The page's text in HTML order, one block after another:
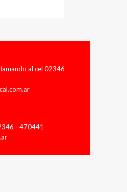
al cel 02346
- 470441